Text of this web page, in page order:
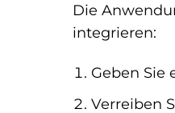
Die
integrieren:
Geben Sie
Verreiben